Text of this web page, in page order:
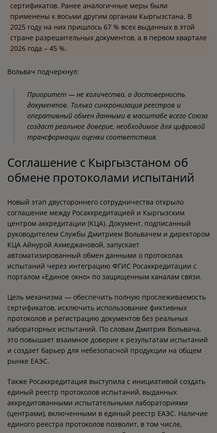
сертификатов. Ранее аналогичные меры были
применены к восьми другим органам Кыргызстана. В
2025 году на них пришлось 67 % всех выданных в этой
стране разрешительных документов, а в первом квартале
2026 года – 45 %.
Вольвач подчеркнул:
Приоритет — не количество, а достоверность
документов. Только синхронизация реестров и
оперативный обмен данными в масштабе всего Союза
создаст реальное доверие, необходимое для цифровой
трансформации оценки соответствия.
Соглашение с Кыргызстаном об
обмене протоколами испытаний
Новый этап двустороннего сотрудничества открыло
соглашение между Росаккредитацией и Кыргызским
центром аккредитации (КЦА). Документ, подписанный
руководителем Службы Дмитрием Вольвачем и директором
КЦА Айнурой Ахмеджановой, запускает
автоматизированный обмен данными о протоколах
испытаний через интеграцию ФГИС Росаккредитации с
порталом «Единое окно» по защищенным каналам связи.
Цель механизма — обеспечить полную прослеживаемость
сертификатов, исключить использование фиктивных
протоколов и регистрацию документов без реальных
лабораторных испытаний. По словам Дмитрия Вольвача,
это повышает взаимное доверие к результатам испытаний
и создает барьер для небезопасной продукции на общем
рынке ЕАЭС.
Также Росаккредитация выступила с инициативой создать
единый реестр протоколов испытаний, выданных
аккредитованными испытательными лабораториями
(центрами), включенными в единый реестр ЕАЭС. Наличие
единого реестра протоколов позволит, в том числе,